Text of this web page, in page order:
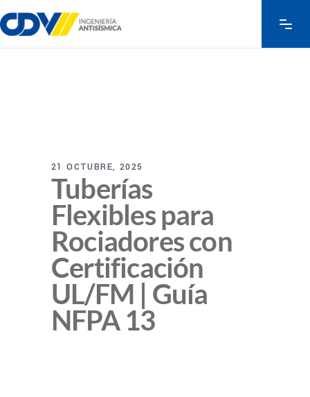
21 OCTUBRE, 2025
Tuberías
Flexibles para
Rociadores con
Certificación
UL/FM | Guía
NFPA 13